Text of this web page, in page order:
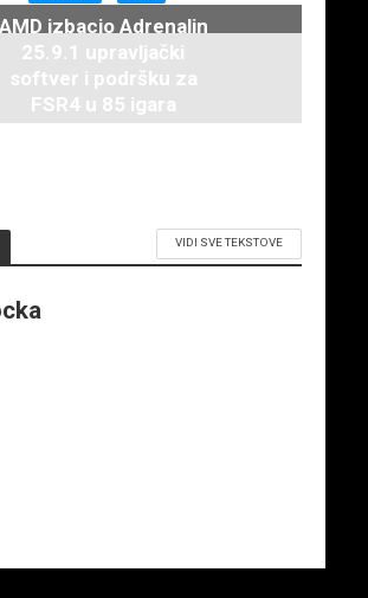
AMD izbacio Adrenalin
25.9.1 upravljački
softver i podršku za
FSR4 u 85 igara
VIDI SVE TEKSTOVE